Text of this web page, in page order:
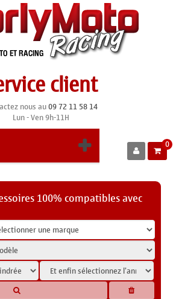
client
nous au09 72 11 58 14
Lun - Ven 9h-11H
0
100% compatibles avec